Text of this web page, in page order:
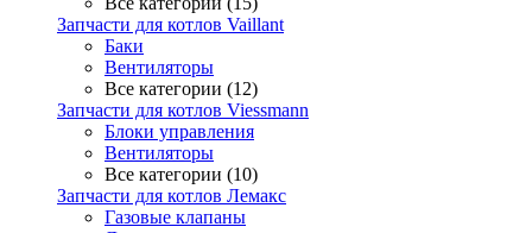
Запчасти для котлов Vaillant
Баки
Вентиляторы
Все категории (12)
Запчасти для котлов Viessmann
Блоки управления
Вентиляторы
Все категории (10)
Запчасти для котлов Лемакс
Газовые клапаны